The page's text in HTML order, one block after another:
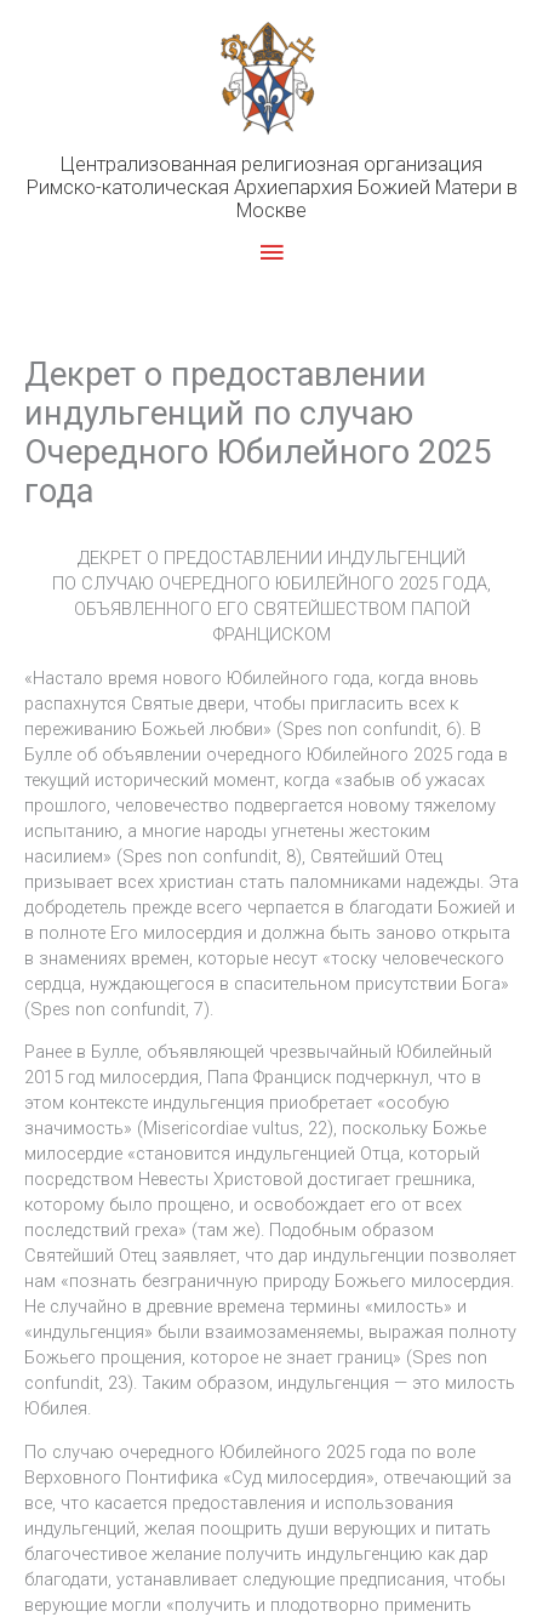
Централизованная религиозная организация
Римско-католическая Архиепархия Божией Матери в
Москве
Главное
Декрет о предоставлении
индульгенций по случаю
Очередного Юбилейного 2025
года
ДЕКРЕТ О ПРЕДОСТАВЛЕНИИ ИНДУЛЬГЕНЦИЙ
ПО СЛУЧАЮ ОЧЕРЕДНОГО ЮБИЛЕЙНОГО 2025 ГОДА,
ОБЪЯВЛЕННОГО ЕГО СВЯТЕЙШЕСТВОМ ПАПОЙ
ФРАНЦИСКОМ
«Настало время нового Юбилейного года, когда вновь
распахнутся Святые двери, чтобы пригласить всех к
переживанию Божьей любви» (Spes non confundit, 6). В
Булле об объявлении очередного Юбилейного 2025 года в
текущий исторический момент, когда «забыв об ужасах
прошлого, человечество подвергается новому тяжелому
испытанию, а многие народы угнетены жестоким
насилием» (Spes non confundit, 8), Святейший Отец
призывает всех христиан стать паломниками надежды. Эта
добродетель прежде всего черпается в благодати Божией и
в полноте Его милосердия и должна быть заново открыта
в знамениях времен, которые несут «тоску человеческого
сердца, нуждающегося в спасительном присутствии Бога»
(Spes non confundit, 7).
Ранее в Булле, объявляющей чрезвычайный Юбилейный
2015 год милосердия, Папа Франциск подчеркнул, что в
этом контексте индульгенция приобретает «особую
значимость» (Misericordiae vultus, 22), поскольку Божье
милосердие «становится индульгенцией Отца, который
посредством Невесты Христовой достигает грешника,
которому было прощено, и освобождает его от всех
последствий греха» (там же). Подобным образом
Святейший Отец заявляет, что дар индульгенции позволяет
нам «познать безграничную природу Божьего милосердия.
Не случайно в древние времена термины «милость» и
«индульгенция» были взаимозаменяемы, выражая полноту
Божьего прощения, которое не знает границ» (Spes non
confundit, 23). Таким образом, индульгенция — это милость
Юбилея.
По случаю очередного Юбилейного 2025 года по воле
Верховного Понтифика «Суд милосердия», отвечающий за
все, что касается предоставления и использования
индульгенций, желая поощрить души верующих и питать
благочестивое желание получить индульгенцию как дар
благодати, устанавливает следующие предписания, чтобы
верующие могли «получить и плодотворно применить